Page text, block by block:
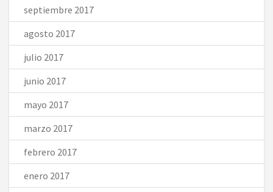
septiembre 2017
agosto 2017
julio 2017
junio 2017
mayo 2017
marzo 2017
febrero 2017
enero 2017